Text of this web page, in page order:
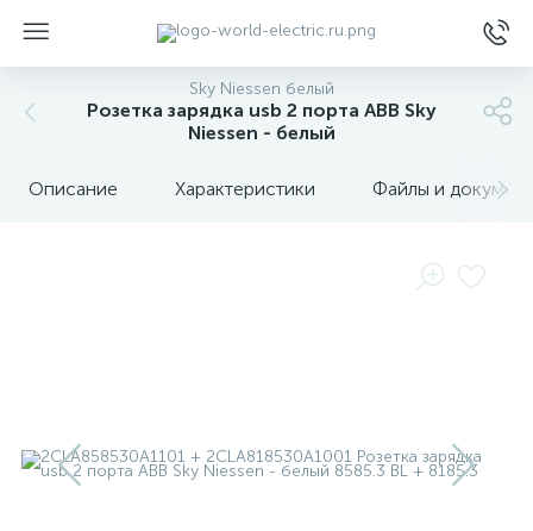
Sky Niessen белый
Розетка зарядка usb 2 порта ABB Sky
Niessen - белый
Описание Характеристики Файлы и